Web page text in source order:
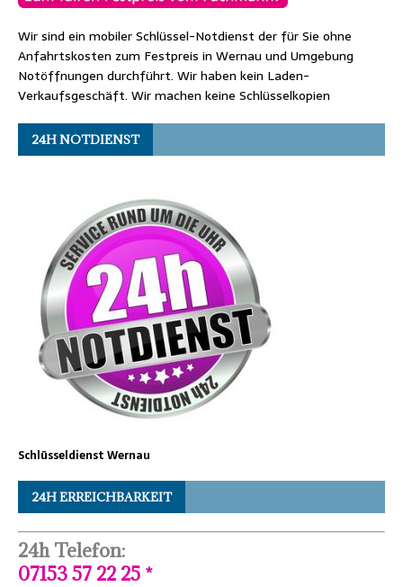
Wir sind ein mobiler Schlüssel-Notdienst der für Sie ohne
Anfahrtskosten zum Festpreis in Wernau und Umgebung
Notöffnungen durchführt. Wir haben kein Laden-
Verkaufsgeschäft. Wir machen keine Schlüsselkopien
24H NOTDIENST
Schlüsseldienst Wernau
24H ERREICHBARKEIT
24h Telefon:
07153 57 22 25 *